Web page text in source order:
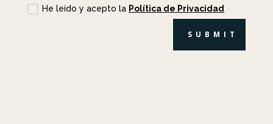
He leído y acepto la Política de Privacidad
SUBMIT